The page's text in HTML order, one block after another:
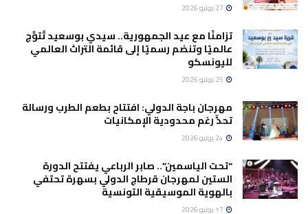
تزامنًا مع عيد الجمهورية.. سيدي بوسعيد تُتوَّج
عالميًا وتنضم رسميًا إلى قائمة التراث العالمي
لليونسكو
مهرجان باجة الدولي: افتتاح بطعم الطرب ورسالة
تحدٍّ رغم محدودية الإمكانيات
“تحت الياسمين”.. صابر الرباعي يفتتح الدورة
الستين لمهرجان قرطاج الدولي بسهرة تحتفي
بالهوية الموسيقية التونسية